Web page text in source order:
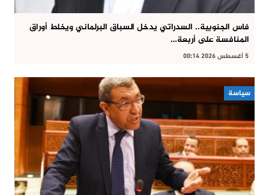
فاس الجنوبية.. السدراتي يدخل السباق البرلماني ويخلط أوراق
المنافسة على أربعة…
5 أغسطس 2026 00:14
سياسة